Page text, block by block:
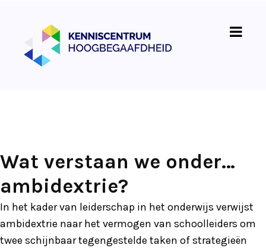
Wat verstaan we onder…
ambidextrie?
In het kader van leiderschap in het onderwijs verwijst
ambidextrie naar het vermogen van schoolleiders om
twee schijnbaar tegengestelde taken of strategieën